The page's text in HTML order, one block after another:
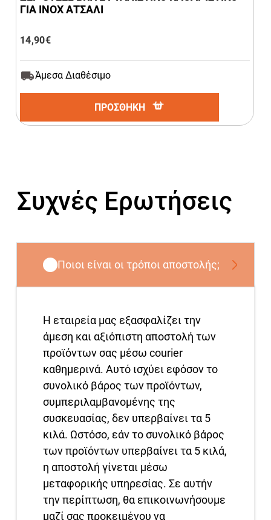
ΓΙΑ INOX ΑΤΣΑΛΙ
14,90€
Άμεσα Διαθέσιμο
ΠΡΟΣΘΗΚΗ
Συχνές Ερωτήσεις
Ποιοι είναι οι τρόποι αποστολής;
Η εταιρεία μας εξασφαλίζει την
άμεση και αξιόπιστη αποστολή των
προϊόντων σας μέσω courier
καθημερινά. Αυτό ισχύει εφόσον το
συνολικό βάρος των προϊόντων,
συμπεριλαμβανομένης της
συσκευασίας, δεν υπερβαίνει τα 5
κιλά. Ωστόσο, εάν το συνολικό βάρος
των προϊόντων υπερβαίνει τα 5 κιλά,
η αποστολή γίνεται μέσω
μεταφορικής υπηρεσίας. Σε αυτήν
την περίπτωση, θα επικοινωνήσουμε
μαζί σας προκειμένου να